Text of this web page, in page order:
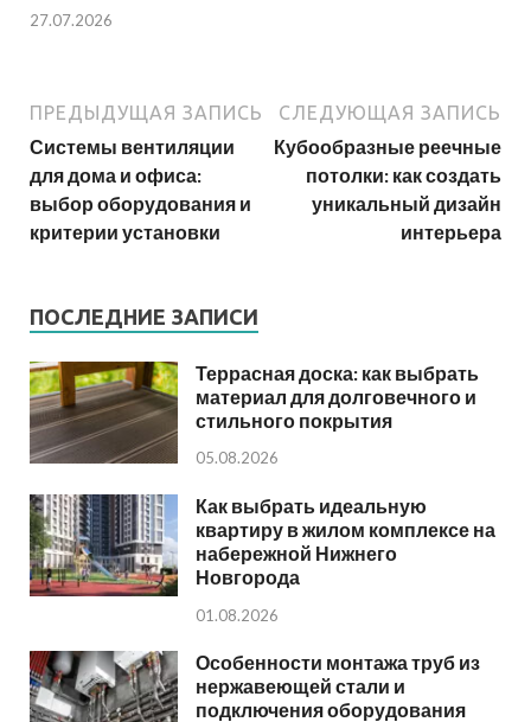
27.07.2026
ПРЕДЫДУЩАЯ ЗАПИСЬ
Системы вентиляции
для дома и офиса:
выбор оборудования и
критерии установки
СЛЕДУЮЩАЯ ЗАПИСЬ
Кубообразные реечные
потолки: как создать
уникальный дизайн
интерьера
ПОСЛЕДНИЕ ЗАПИСИ
Террасная доска: как выбрать
материал для долговечного и
стильного покрытия
05.08.2026
Как выбрать идеальную
квартиру в жилом комплексе на
набережной Нижнего
Новгорода
01.08.2026
Особенности монтажа труб из
нержавеющей стали и
подключения оборудования